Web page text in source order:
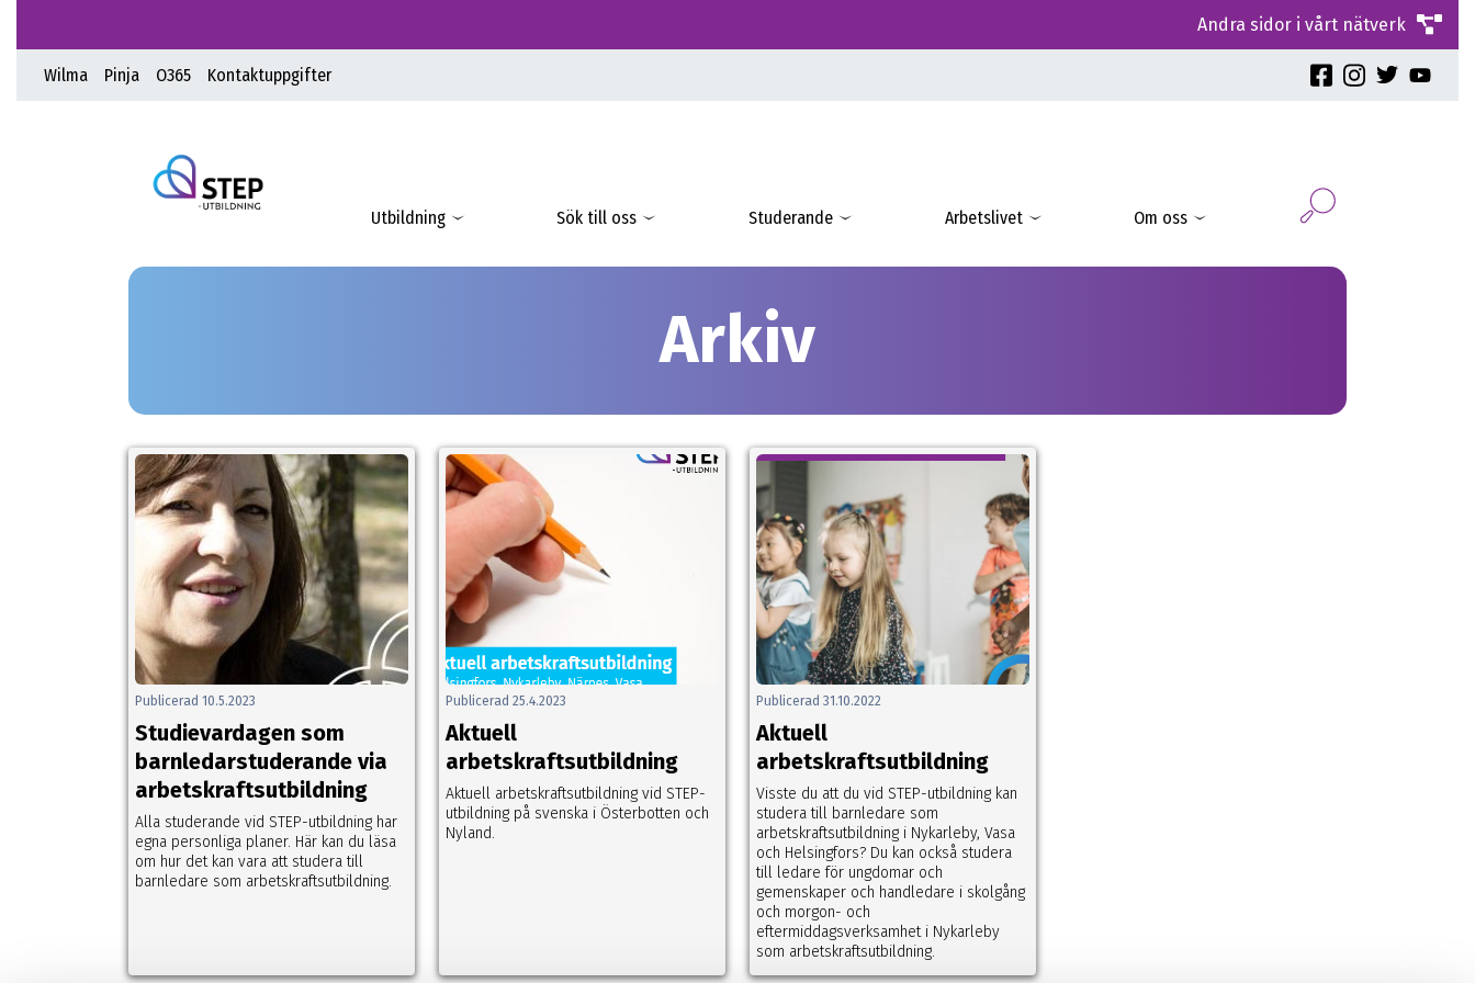
Andra sidor i vårt nätverk
Wilma Pinja O365 Kontaktuppgifter
Utbildning Sök till oss Studerande Arbetslivet Om oss
Arkiv
Publicerad 10.5.2023
Studievardagen som
barnledarstuderande via
arbetskraftsutbildning
Alla studerande vid STEP-utbildning har
egna personliga planer. Här kan du läsa
om hur det kan vara att studera till
barnledare som arbetskraftsutbildning.
Publicerad 25.4.2023
Aktuell
arbetskraftsutbildning
Aktuell arbetskraftsutbildning vid STEP-
utbildning på svenska i Österbotten och
Nyland.
Publicerad 31.10.2022
Aktuell
arbetskraftsutbildning
Visste du att du vid STEP-utbildning kan
studera till barnledare som
arbetskraftsutbildning i Nykarleby, Vasa
och Helsingfors? Du kan också studera
till ledare för ungdomar och
gemenskaper och handledare i skolgång
och morgon- och
eftermiddagsverksamhet i Nykarleby
som arbetskraftsutbildning.